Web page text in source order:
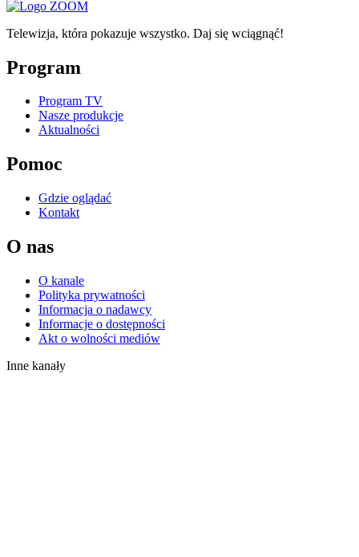
Telewizja, która pokazuje wszystko. Daj się wciągnąć!
Program
Program TV
Nasze produkcje
Aktualności
Pomoc
Gdzie oglądać
Kontakt
O nas
O kanale
Polityka prywatności
Informacja o nadawcy
Informacje o dostępności
Akt o wolności mediów
Inne kanały